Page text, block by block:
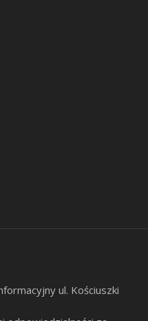
ul. Kościuszki